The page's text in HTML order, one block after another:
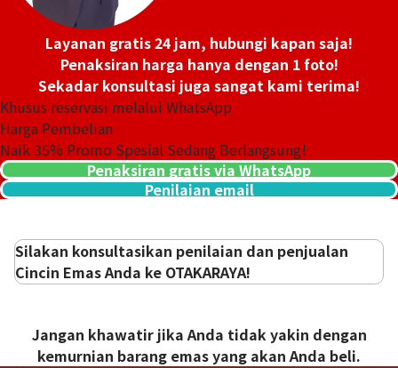
Layanan gratis 24 jam, hubungi kapan saja!
Penaksiran harga hanya dengan 1 foto!
Sekadar konsultasi juga sangat kami terima!
Khusus reservasi melalui WhatsApp
Harga Pembelian
Naik35% Promo Spesial Sedang Berlangsung!
Penaksiran gratis via WhatsApp
Penilaian email
Silakan konsultasikan penilaian dan penjualan
Cincin Emas Anda ke OTAKARAYA!
Jangan khawatir jika Anda tidak yakin dengan
kemurnian barang emas yang akan Anda beli.